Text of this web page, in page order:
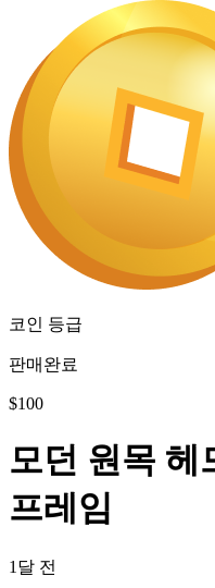
코인 등급
판매완료
$100
모던 원목 헤
프레임
1달 전